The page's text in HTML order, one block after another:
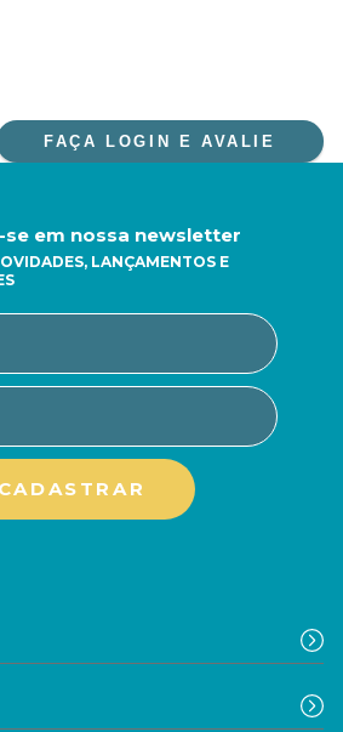
FAÇA LOGIN E AVALIE
se em nossa newsletter
LANÇAMENTOS E